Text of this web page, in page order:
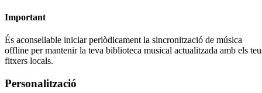
Important
És aconsellable iniciar periòdicament la sincronització de música
offline per mantenir la teva biblioteca musical actualitzada amb els
fitxers locals.
Personalització